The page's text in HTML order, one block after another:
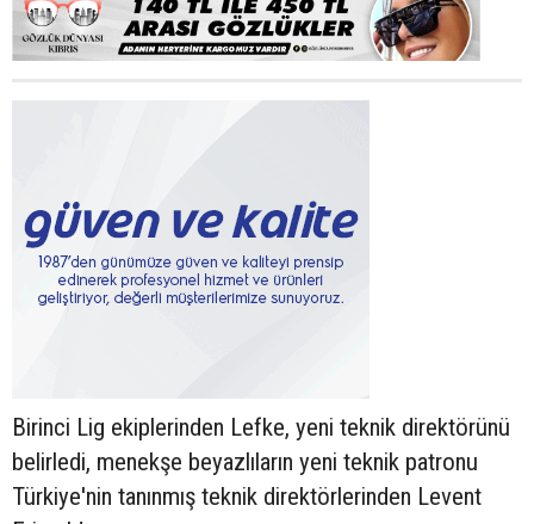
Birinci Lig ekiplerinden Lefke, yeni teknik direktörünü
belirledi, menekşe beyazlıların yeni teknik patronu
Türkiye'nin tanınmış teknik direktörlerinden Levent